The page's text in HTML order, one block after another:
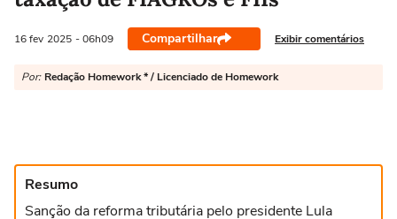
16 fev 2025 - 06h09 Compartilhar Exibir comentários
Por: Redação Homework * / Licenciado de Homework
Resumo
Sanção da reforma tributária pelo presidente Lula